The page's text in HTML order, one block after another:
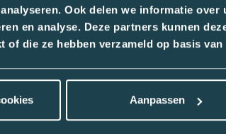
Ook delen we informatie
en analyse. Deze partners kunnen
of die ze hebben verzameld op basis
Aanpassen
Vergelijk
RUGZAK FLOCARE
INFINITY CHILD
apart te bestellen)
PNU-35786V
€ 57,73